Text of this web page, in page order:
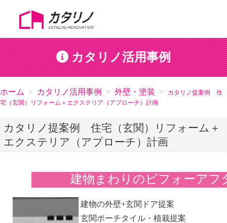
カタリノ活用事例
ホーム カタリノ活用事例 外壁・塗装
カタリノ提案例 住
宅（玄関）リフォーム＋エクステリア（アプローチ）計画
カタリノ提案例 住宅（玄関）リフォーム＋
エクステリア（アプローチ）計画
建物まわりのビフォーアフ
建物の外壁+玄関ドア提案
玄関ポーチタイル・植栽提案